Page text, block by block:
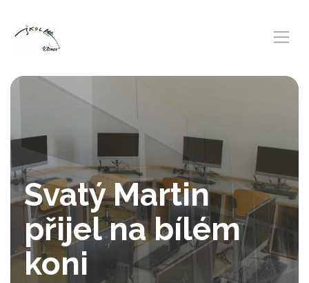
Svatý Martin
přijel na bílém
koni